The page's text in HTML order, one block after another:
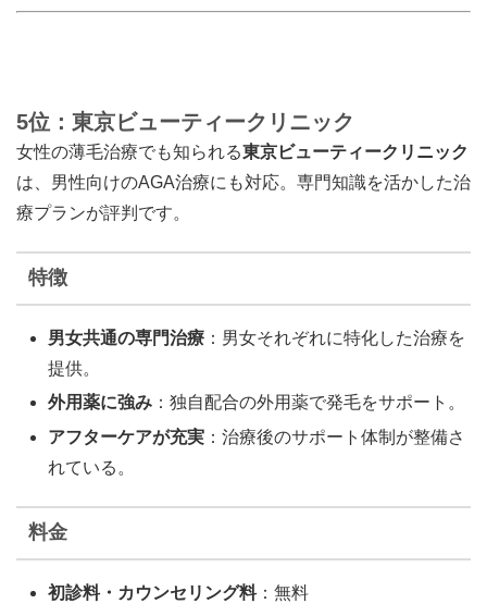
5位：東京ビューティークリニック
女性の薄毛治療でも知られる東京ビューティークリニック
は、男性向けのAGA治療にも対応。専門知識を活かした治
療プランが評判です。
特徴
男女共通の専門治療 ：男女それぞれに特化した治療を
提供。
外用薬に強み ：独自配合の外用薬で発毛をサポート。
アフターケアが充実 ：治療後のサポート体制が整備さ
れている。
料金
初診料・カウンセリング料：無料